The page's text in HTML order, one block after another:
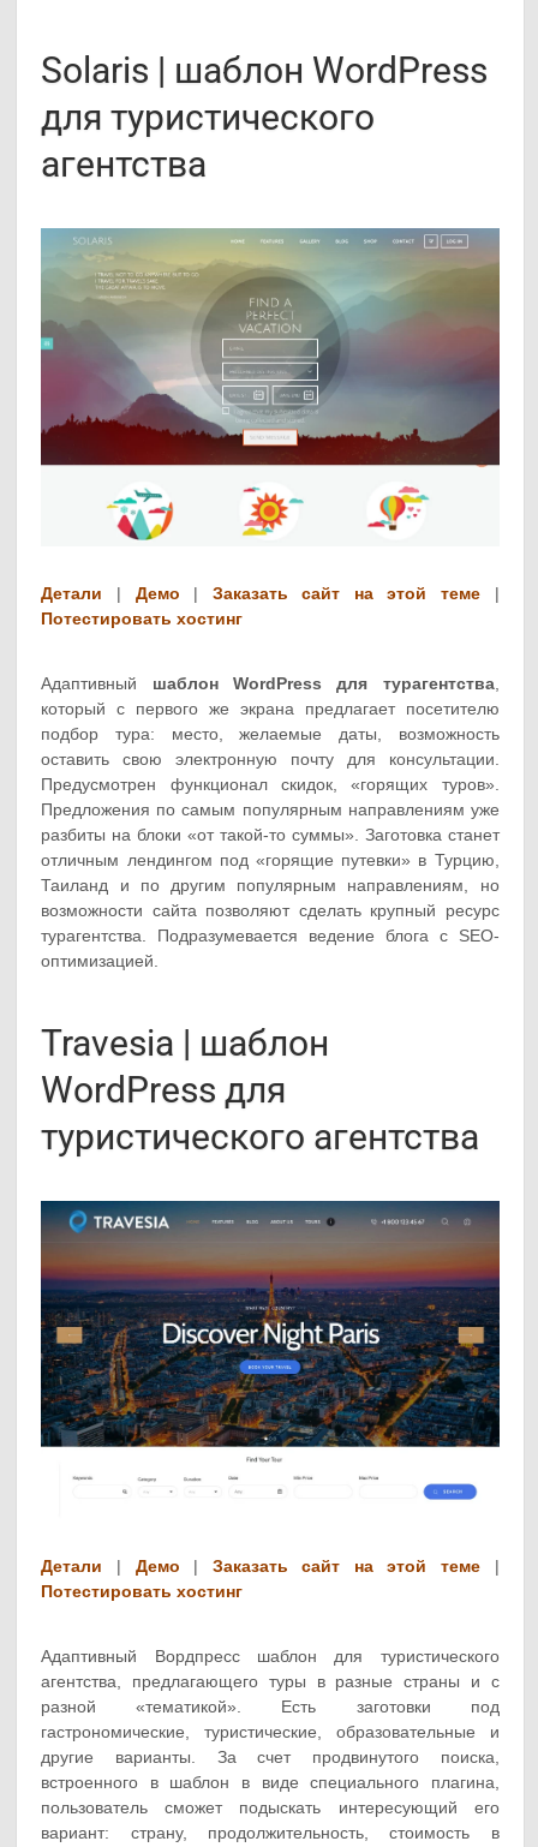
Solaris | шаблон WordPress
для туристического
агентства
Детали | Демо | Заказать сайт на этой теме |
Потестировать хостинг
Адаптивный шаблон WordPress для турагентства,
который с первого же экрана предлагает посетителю
подбор тура: место, желаемые даты, возможность
оставить свою электронную почту для консультации.
Предусмотрен функционал скидок, «горящих туров».
Предложения по самым популярным направлениям уже
разбиты на блоки «от такой-то суммы». Заготовка станет
отличным лендингом под «горящие путевки» в Турцию,
Таиланд и по другим популярным направлениям, но
возможности сайта позволяют сделать крупный ресурс
турагентства. Подразумевается ведение блога с SEO-
оптимизацией.
Travesia | шаблон
WordPress для
туристического агентства
Детали | Демо | Заказать сайт на этой теме |
Потестировать хостинг
Адаптивный Вордпресс шаблон для туристического
агентства, предлагающего туры в разные страны и с
разной «тематикой». Есть заготовки под
гастрономические, туристические, образовательные и
другие варианты. За счет продвинутого поиска,
встроенного в шаблон в виде специального плагина,
пользователь сможет подыскать интересующий его
вариант: страну, продолжительность, стоимость в